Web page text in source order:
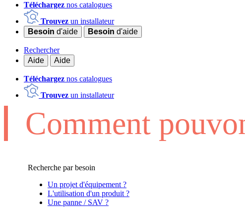
Téléchargez nos catalogues
Trouvez un installateur
Besoin d'aide Besoin d'aide
Rechercher
Aide
Aide
Téléchargez nos catalogues
Trouvez un installateur
Comment
Recherche par besoin
Un projet d'équipement ?
L'utilisation d'un produit ?
Une panne / SAV ?